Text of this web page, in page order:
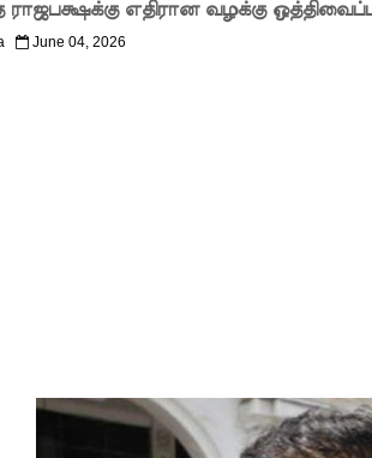
குற்றவாளிகளும் அற்ற முன்மாதிரி
பெரிய வெங்காயத் தேவையில் 10 வீதம்
எதிரான வழக்கு
June 04, 2026